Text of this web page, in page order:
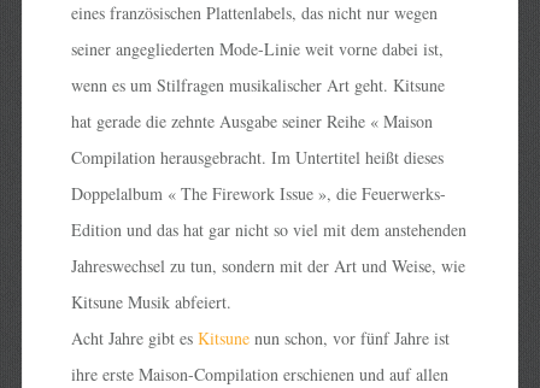
eines französischen Plattenlabels, das nicht nur wegen
seiner angegliederten Mode-Linie weit vorne dabei ist,
wenn es um Stilfragen musikalischer Art geht. Kitsune
hat gerade die zehnte Ausgabe seiner Reihe « Maison
Compilation herausgebracht. Im Untertitel heißt dieses
Doppelalbum « The Firework Issue », die Feuerwerks-
Edition und das hat gar nicht so viel mit dem anstehenden
Jahreswechsel zu tun, sondern mit der Art und Weise, wie
Kitsune Musik abfeiert.
Acht Jahre gibt es Kitsunenun schon, vor fünf Jahre ist
ihre erste Maison-Compilation erschienen und auf allen